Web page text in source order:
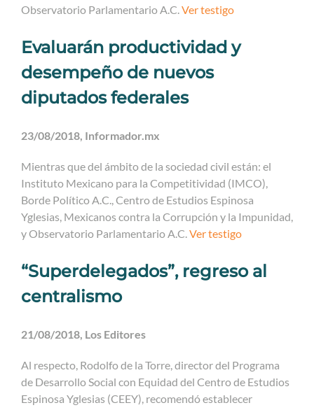
Observatorio Parlamentario A.C.Ver testigo
Evaluarán productividad y
desempeño de nuevos
diputados federales
23/08/2018, Informador.mx
Mientras que del ámbito de la sociedad civil están: el
Instituto Mexicano para la Competitividad (IMCO),
Borde Político A.C., Centro de Estudios Espinosa
Yglesias, Mexicanos contra la Corrupción y la Impunidad,
y Observatorio Parlamentario A.C.Ver testigo
“Superdelegados”, regreso al
centralismo
21/08/2018, Los Editores
Al respecto, Rodolfo de la Torre, director del Programa
de Desarrollo Social con Equidad del Centro de Estudios
Espinosa Yglesias (CEEY), recomendó establecer